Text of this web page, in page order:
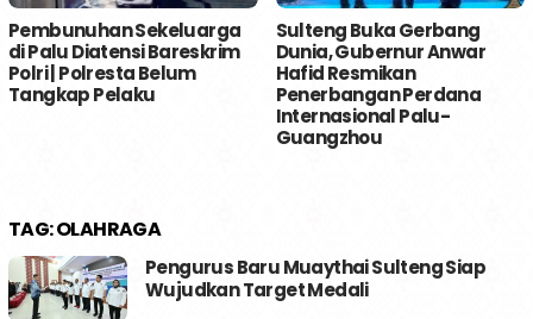
Pembunuhan Sekeluarga
di Palu Diatensi Bareskrim
Polri | Polresta Belum
Tangkap Pelaku
Sulteng Buka Gerbang
Dunia, Gubernur Anwar
Hafid Resmikan
Penerbangan Perdana
Internasional Palu-
Guangzhou
TAG:OLAHRAGA
Pengurus Baru Muaythai Sulteng Siap
Wujudkan Target Medali